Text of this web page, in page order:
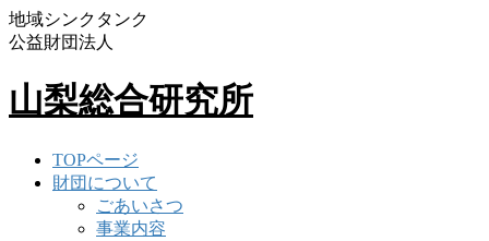
地域シンクタンク
公益財団法人
山梨総合研究所
TOPページ
財団について
ごあいさつ
事業内容